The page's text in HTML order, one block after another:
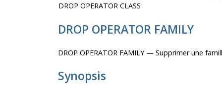
DROP OPERATOR CLASS
DROP OPERATOR FAMILY
DROP OPERATOR FAMILY — Supprimer une
Synopsis